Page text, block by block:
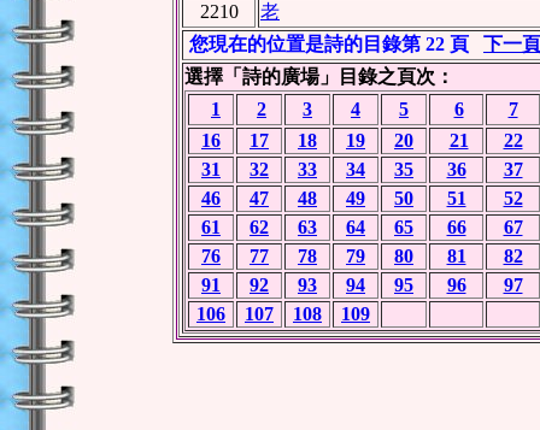
2210
老
您現在的位置是詩的目錄第 22 頁
下一頁
選擇「詩的廣場」目錄之頁次：
1
2 3 4 5 6
7
16
17 18 19 20 21
22
31
32 33 34 35 36
37
46
47 48 49 50 51
52
61
62 63 64 65 66
67
76
77 78 79 80 81
82
91
92 93 94 95 96
97
106
107 108 109